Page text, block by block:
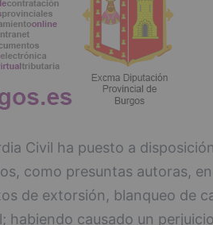
Civil ha puesto a
como presuntas autoras,
de extorsión, blanqueo de
habiendo causado un